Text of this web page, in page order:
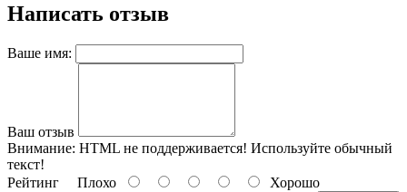
Написать отзыв
Ваше имя:
Ваш отзыв
Внимание: HTML не поддерживается! Используйте обычный
текст!
Рейтинг Плохо Хорошо